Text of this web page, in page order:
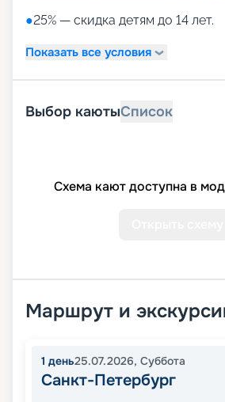
●25% — скидка детям до 14 лет.
Показать все условия
Выбор каютыСписок
Схема кают доступна в
Маршрут и
1 день25.07.2026, Суббота
Санкт-Петербург